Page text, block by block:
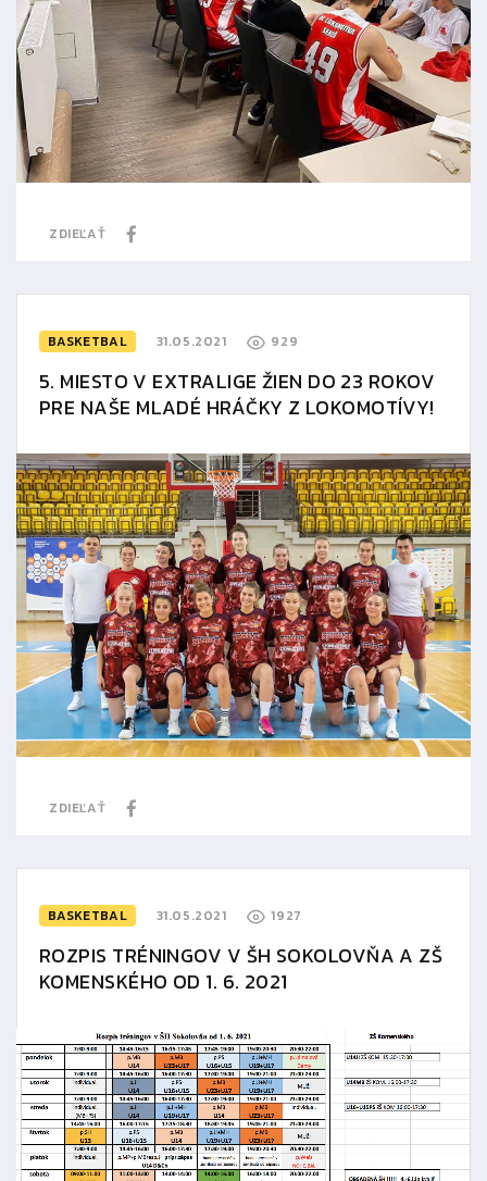
ZDIEĽAŤ
BASKETBAL 31.05.2021 929
5. MIESTO V EXTRALIGE ŽIEN DO 23 ROKOV
PRE NAŠE MLADÉ HRÁČKY Z LOKOMOTÍVY!
ZDIEĽAŤ
BASKETBAL 31.05.2021 1927
ROZPIS TRÉNINGOV V ŠH SOKOLOVŇA A ZŠ
KOMENSKÉHO OD 1. 6. 2021